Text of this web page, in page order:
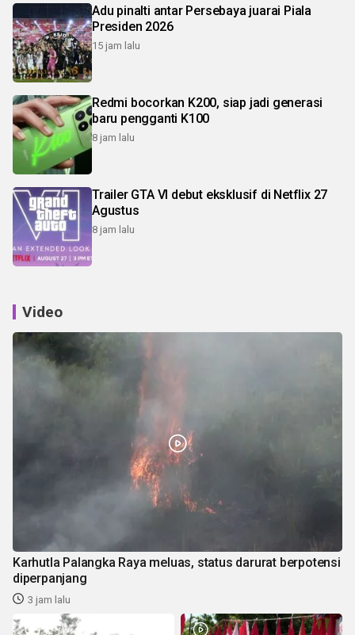
Adu pinalti antar Persebaya juarai Piala
Presiden 2026
15 jam lalu
Redmi bocorkan K200, siap jadi generasi
baru pengganti K100
8 jam lalu
Trailer GTA VI debut eksklusif di Netflix 27
Agustus
8 jam lalu
Video
Karhutla Palangka Raya meluas, status darurat berpotensi
diperpanjang
3 jam lalu